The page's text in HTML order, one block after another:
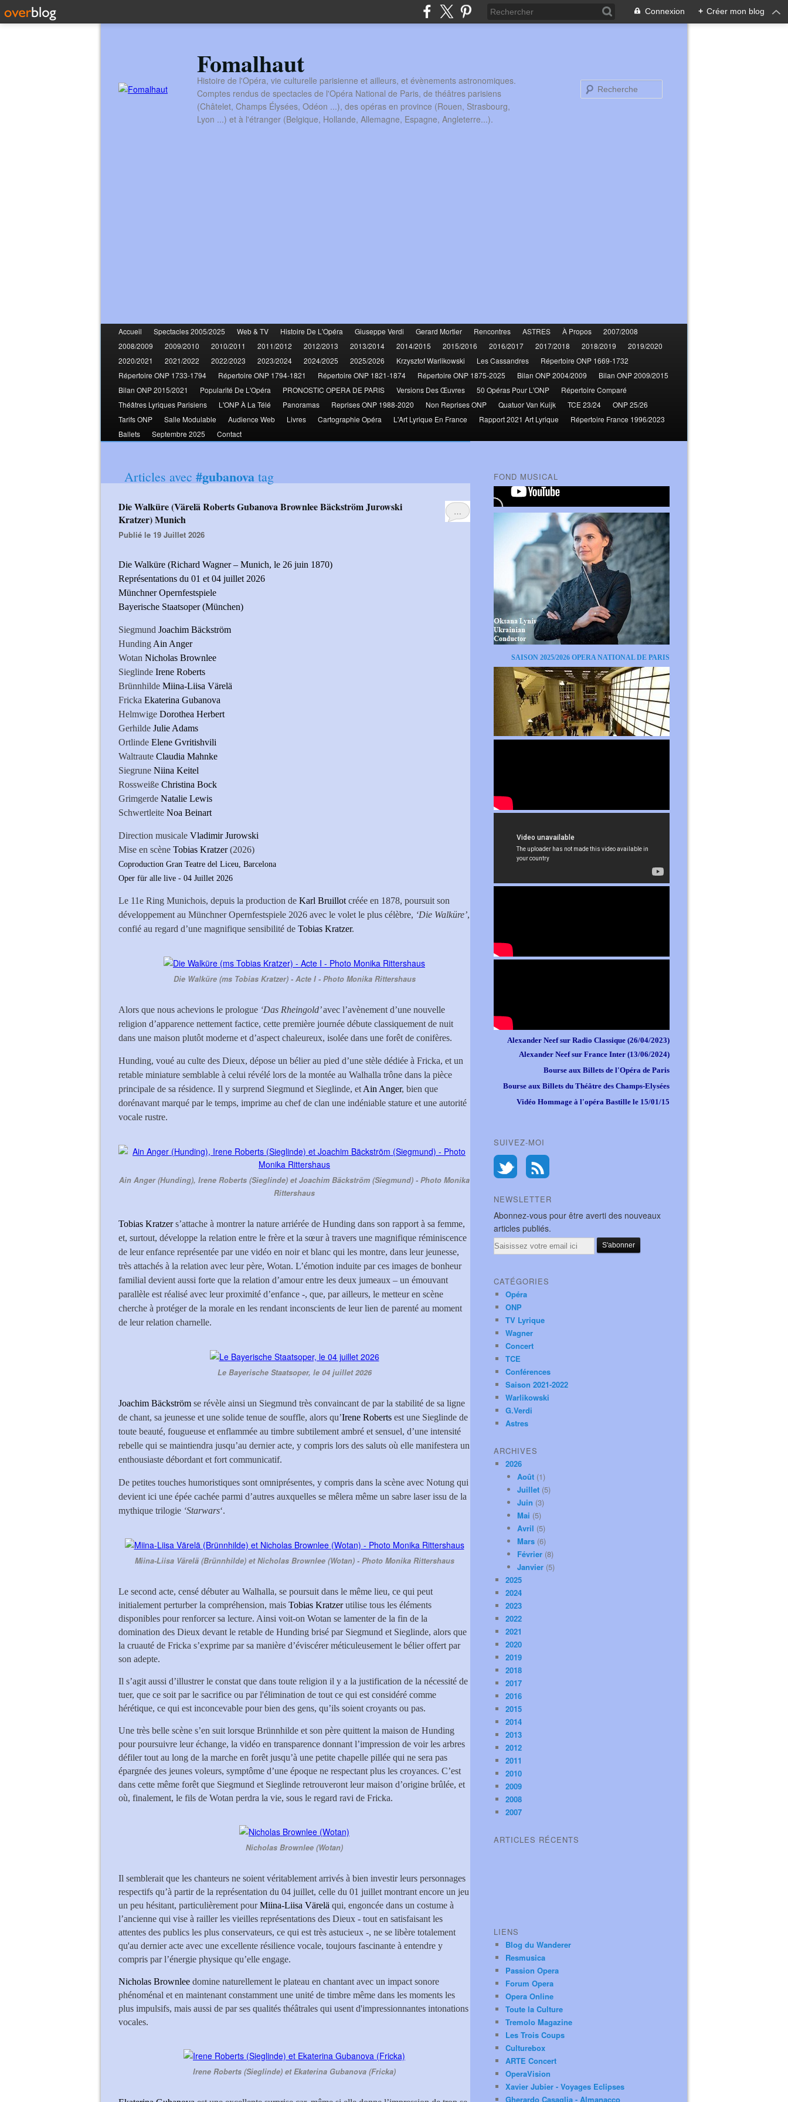
Connexion + Créer mon blog
Fomalhaut
Histoire de l'Opéra, vie culturelle parisienne et ailleurs, et évènements astronomiques.
Comptes rendus de spectacles de l'Opéra National de Paris, de théâtres parisiens
(Châtelet, Champs Élysées, Odéon ...), des opéras en province (Rouen, Strasbourg,
Lyon ...) et à l'étranger (Belgique, Hollande, Allemagne, Espagne, Angleterre...).
Accueil Spectacles 2005/2025 Web & TV Histoire De L'Opéra Giuseppe Verdi Gerard Mortier Rencontres ASTRES À Propos
2007/2008
2008/2009
2009/2010 2010/2011 2011/2012 2012/2013 2013/2014 2014/2015 2015/2016 2016/2017 2017/2018 2018/2019
2019/2020
2020/2021
2021/2022 2022/2023 2023/2024 2024/2025 2025/2026 Krzysztof Warlikowski Les Cassandres
Répertoire ONP 1669-1732
Répertoire ONP 1733-1794
Répertoire ONP 1794-1821 Répertoire ONP 1821-1874 Répertoire ONP 1875-2025 Bilan ONP 2004/2009
Bilan ONP 2009/2015
Bilan ONP 2015/2021
Popularité De L'Opéra PRONOSTIC OPERA DE PARIS Versions Des Œuvres 50 Opéras Pour L'ONP
Répertoire Comparé
Théâtres Lyriques Parisiens
L'ONP À La Télé Panoramas Reprises ONP 1988-2020 Non Reprises ONP Quatuor Van Kuijk TCE 23/24
ONP 25/26
Tarifs ONP
Salle Modulable Audience Web Livres Cartographie Opéra L'Art Lyrique En France Rapport 2021 Art Lyrique
Répertoire France 1996/2023
Ballets
Septembre 2025 Contact
Articles avec #gubanova tag
…
Die Walküre (Värelä Roberts Gubanova Brownlee Bäckström Jurowski
Kratzer) Munich
Publié le 19 Juillet 2026
Die Walküre (Richard Wagner – Munich, le 26 juin 1870)
Représentations du 01 et 04 juillet 2026
Münchner Opernfestspiele
Bayerische Staatsoper (München)
Siegmund Joachim Bäckström
Hunding Ain Anger
Wotan Nicholas Brownlee
Sieglinde Irene Roberts
Brünnhilde Miina-Liisa Värelä
Fricka Ekaterina Gubanova
Helmwige Dorothea Herbert
Gerhilde Julie Adams
Ortlinde Elene Gvritishvili
Waltraute Claudia Mahnke
Siegrune Niina Keitel
Rossweiße Christina Bock
Grimgerde Natalie Lewis
Schwertleite Noa Beinart
Direction musicale Vladimir Jurowski
Mise en scène Tobias Kratzer(2026)
Coproduction Gran Teatre del Liceu, Barcelona
Oper für alle live - 04 Juillet 2026
Le 11e Ring Munichois, depuis la production de Karl Bruillot créée en 1878, poursuit son
développement au Münchner Opernfestspiele 2026 avec le volet le plus célèbre, ‘Die Walküre’,
confié au regard d’une magnifique sensibilité de Tobias Kratzer.
Die Walküre (ms Tobias Kratzer) - Acte I - Photo Monika Rittershaus
Alors que nous achevions le prologue ‘Das Rheingold’avec l’avènement d’une nouvelle
religion d’apparence nettement factice, cette première journée débute classiquement de nuit
dans une maison plutôt moderne et d’aspect chaleureux, isolée dans une forêt de conifères.
Hunding, voué au culte des Dieux, dépose un bélier au pied d’une stèle dédiée à Fricka, et un
retable miniature semblable à celui révélé lors de la montée au Walhalla trône dans la pièce
principale de sa résidence. Il y surprend Siegmund et Sieglinde, et Ain Anger, bien que
dorénavant marqué par le temps, imprime au chef de clan une indéniable stature et une autorité
vocale rustre.
Ain Anger (Hunding), Irene Roberts (Sieglinde) et Joachim Bäckström (Siegmund) - Photo Monika
Rittershaus
Tobias Kratzers’attache à montrer la nature arriérée de Hunding dans son rapport à sa femme,
et, surtout, développe la relation entre le frère et la sœur à travers une magnifique réminiscence
de leur enfance représentée par une vidéo en noir et blanc qui les montre, dans leur jeunesse,
très attachés à la relation avec leur père, Wotan. L’émotion induite par ces images de bonheur
familial devient aussi forte que la relation d’amour entre les deux jumeaux – un émouvant
parallèle est réalisé avec leur proximité d’enfance -, que, par ailleurs, le metteur en scène
cherche à protéger de la morale en les rendant inconscients de leur lien de parenté au moment
de leur relation charnelle.
Le Bayerische Staatsoper, le 04 juillet 2026
Joachim Bäckström se révèle ainsi un Siegmund très convaincant de par la stabilité de sa ligne
de chant, sa jeunesse et une solide tenue de souffle, alors qu’Irene Roberts est une Sieglinde de
toute beauté, fougueuse et enflammée au timbre subtilement ambré et sensuel, d’une intensité
rebelle qui se maintiendra jusqu’au dernier acte, y compris lors des saluts où elle manifestera un
enthousiaste débordant et fort communicatif.
De petites touches humoristiques sont omniprésentes, y compris dans la scène avec Notung qui
devient ici une épée cachée parmi d’autres auxquelles se mêlera même un sabre laser issu de la
mythique trilogie ‘Starwars‘.
Miina-Liisa Värelä (Brünnhilde) et Nicholas Brownlee (Wotan) - Photo Monika Rittershaus
Le second acte, censé débuter au Walhalla, se poursuit dans le même lieu, ce qui peut
initialement perturber la compréhension, mais Tobias Kratzerutilise tous les éléments
disponibles pour renforcer sa lecture. Ainsi voit-on Wotan se lamenter de la fin de la
domination des Dieux devant le retable de Hunding brisé par Siegmund et Sieglinde, alors que
la cruauté de Fricka s’exprime par sa manière d’éviscérer méticuleusement le bélier offert par
son adepte.
Il s’agit aussi d’illustrer le constat que dans toute religion il y a la justification de la nécessité de
tuer, que ce soit par le sacrifice ou par l'élimination de tout ce qui est considéré comme
hérétique, ce qui est inconcevable pour bien des gens, qu’ils soient croyants ou pas.
Une très belle scène s’en suit lorsque Brünnhilde et son père quittent la maison de Hunding
pour poursuivre leur échange, la vidéo en transparence donnant l’impression de voir les arbres
défiler tout au long de la marche en forêt jusqu’à une petite chapelle pillée qui ne sera pas
épargnée des jeunes voleurs, symptôme d’une époque ne respectant plus les croyances. C’est
dans cette même forêt que Siegmund et Sieglinde retrouveront leur maison d’origine brûlée, et
où, finalement, le fils de Wotan perdra la vie, sous le regard ravi de Fricka.
Nicholas Brownlee (Wotan)
Il semblerait que les chanteurs ne soient véritablement arrivés à bien investir leurs personnages
respectifs qu’à partir de la représentation du 04 juillet, celle du 01 juillet montrant encore un jeu
un peu hésitant, particulièrement pourMiina-Liisa Värelä qui, engoncée dans un costume à
l’ancienne qui vise à railler les vieilles représentations des Dieux - tout en satisfaisant les
attentes des publics les plus conservateurs, ce qui est très astucieux -, ne se libère totalement
qu'au dernier acte avec une excellente résilience vocale, toujours fascinante à entendre y
compris par l’énergie physique qu’elle engage.
Nicholas Brownlee domine naturellement le plateau en chantant avec un impact sonore
phénoménal et en maintenant constamment une unité de timbre même dans les moments les
plus impulsifs, mais aussi de par ses qualités théâtrales qui usent d'impressionnantes intonations
vocales.
Irene Roberts (Sieglinde) et Ekaterina Gubanova (Fricka)
FOND MUSICAL
SAISON 2025/2026 OPERA NATIONAL DE PARIS
Alexander Neef sur Radio Classique (26/04/2023)
Alexander Neef sur France Inter (13/06/2024)
Bourse aux Billets de l'Opéra de Paris
Bourse aux Billets du Théâtre des Champs-Elysées
Vidéo Hommage à l'opéra Bastille le 15/01/15
SUIVEZ-MOI
NEWSLETTER
Abonnez-vous pour être averti des nouveaux
articles publiés.
Email
CATÉGORIES
Opéra
ONP
TV Lyrique
Wagner
Concert
TCE
Conférences
Saison 2021-2022
Warlikowski
G.Verdi
Astres
ARCHIVES
2026
Août (1)
Juillet (5)
Juin (3)
Mai (5)
Avril (5)
Mars (6)
Février (8)
Janvier (5)
2025
2024
2023
2022
2021
2020
2019
2018
2017
2016
2015
2014
2013
2012
2011
2010
2009
2008
2007
ARTICLES RÉCENTS
LIENS
Blog du Wanderer
Resmusica
Passion Opera
Forum Opera
Opera Online
Toute la Culture
Tremolo Magazine
Les Trois Coups
Culturebox
ARTE Concert
OperaVision
Xavier Jubier - Voyages Eclipses
Gherardo Casaglia - Almanacco